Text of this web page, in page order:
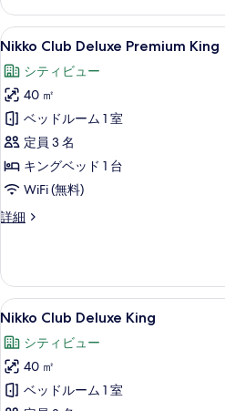
る
示
す
る
細
Nikko
Club
Deluxe
Premium
King
の
す
べ
て
真
を
表
示
す
る
セ
12
Nikko Club Deluxe Premium King
シティビュー
40 ㎡
ベッドルーム 1 室
定員 3 名
キングベッド 1 台
WiFi (無料)
詳細
Nikko
King
の
詳
Nikko
Club
Deluxe
King
の
セ
10
Nikko Club Deluxe King
シティビュー
40 ㎡
ベッドルーム 1 室